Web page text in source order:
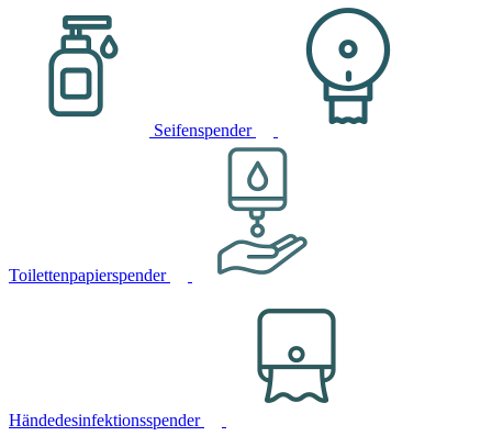
Seifenspender
Toilettenpapierspender
Händedesinfektionsspender